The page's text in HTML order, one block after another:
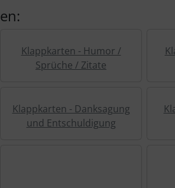
Klappkarten - Humor /
Sprüche / Zitate
Klappkarten - Danksagung
und Entschuldigung